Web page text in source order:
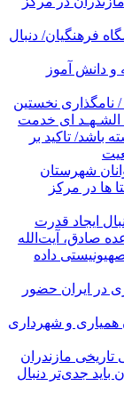
فرهنگیان/ دنبال
و دانش آموز
نامگذاری نخستین
الشـهـد ای خدمت
باشد/ تاکید بر
شهرستان
در مرکز
ایجاد قدرت
صادق، آیت‌الله
داده
در ایران حضور
و شهرداری
تاریخی مازندران
جدی‌تر دنبال